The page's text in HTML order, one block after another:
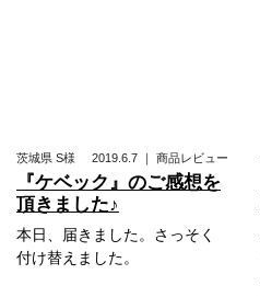
茨城県 S様 2019.6.7 ｜ 商品レビュー
『ケベック』のご感想を
頂きました♪
本日、届きました。さっそく
付け替えました。